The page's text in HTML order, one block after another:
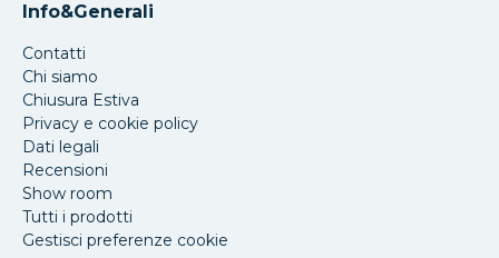
Info&Generali
Contatti
Chi siamo
Chiusura Estiva
Privacy e cookie policy
Dati legali
Recensioni
Show room
Tutti i prodotti
Gestisci preferenze cookie